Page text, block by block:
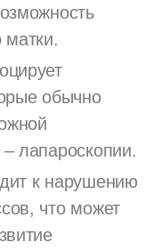
матки.
обычно
лапароскопии.
к нарушению
что может